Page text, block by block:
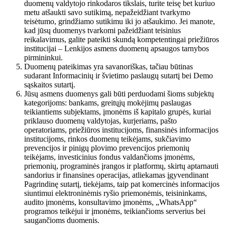
duomenų valdytojo rinkodaros tikslais, turite teisę bet kuriuo
metu atšaukti savo sutikimą, nepažeidžiant tvarkymo
teisėtumo, grindžiamo sutikimu iki jo atšaukimo. Jei manote,
kad jūsų duomenys tvarkomi pažeidžiant teisinius
reikalavimus, galite pateikti skundą kompetentingai priežiūros
institucijai – Lenkijos asmens duomenų apsaugos tarnybos
pirmininkui.
Duomenų pateikimas yra savanoriškas, tačiau būtinas
sudarant Informacinių ir švietimo paslaugų sutartį bei Demo
sąskaitos sutartį.
Jūsų asmens duomenys gali būti perduodami šioms subjektų
kategorijoms: bankams, greitųjų mokėjimų paslaugas
teikiantiems subjektams, įmonėms iš kapitalo grupės, kuriai
priklauso duomenų valdytojas, kurjeriams, pašto
operatoriams, priežiūros institucijoms, finansinės informacijos
institucijoms, rinkos duomenų teikėjams, sukčiavimo
prevencijos ir pinigų plovimo prevencijos priemonių
teikėjams, investicinius fondus valdančioms įmonėms,
priemonių, programinės įrangos ir platformų, skirtų aptarnauti
sandorius ir finansines operacijas, atliekamas įgyvendinant
Pagrindinę sutartį, tiekėjams, taip pat komercinės informacijos
siuntimui elektroninėmis ryšio priemonėmis, teisininkams,
audito įmonėms, konsultavimo įmonėms, „WhatsApp“
programos teikėjui ir įmonėms, teikiančioms serverius bei
saugančioms duomenis.